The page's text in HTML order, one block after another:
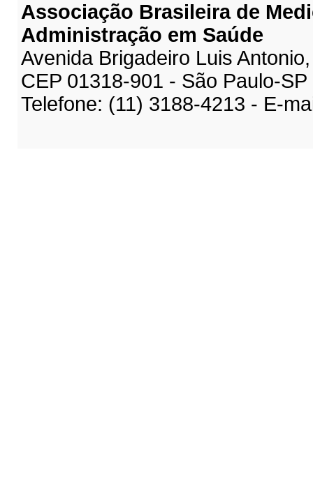
Associação Brasileira de
Administração em Saúde
Avenida Brigadeiro Luis
CEP 01318-901 - São Paulo-SP
Telefone: (11) 3188-4213 - E-